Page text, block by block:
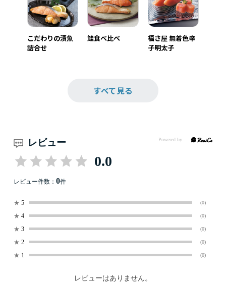
こだわりの漬魚
詰合せ
鮭食べ比べ
福さ屋 無着色辛
子明太子
すべて見る
レビュー
0.0
レビュー件数： 0件
★ 5 (0)
★ 4 (0)
★ 3 (0)
★ 2 (0)
★ 1 (0)
レビューはありません。